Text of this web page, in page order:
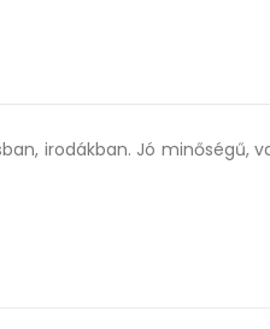
irodákban. Jó minőségű,